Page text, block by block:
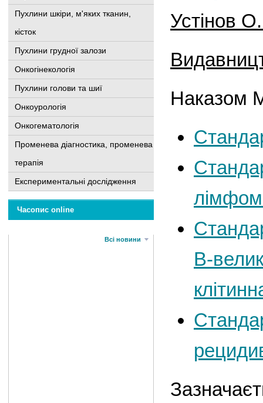
Пухлини шкіри, м'яких тканин,
кісток
Пухлини грудної залози
Онкогінекологія
Пухлини голови та шиї
Онкоурологія
Онкогематологія
Променева діагностика, променева
терапія
Експериментальні дослідження
Часопис online
Всі новини
Устінов
Наказом
В-